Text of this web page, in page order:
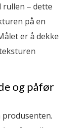
– dette
på en
er å dekke
og påfør